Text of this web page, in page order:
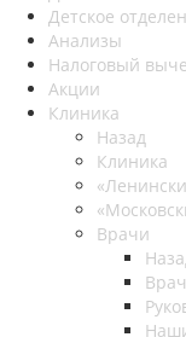
Детское
Анализы
Налоговый
Акции
Клиника
Назад
Клиника
Врачи